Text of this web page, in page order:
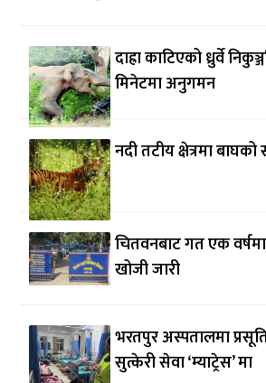
दाह्रा काटिएको ध्रुर्वे
मिनेटमा अनुगमन
नदी तटीय क्षेत्रमा
चितवनबाट गत एक
खोजी जारी
भरतपुर अस्पतालमा
सुत्केरी सेवा ‘म्याट्रेस’ मा